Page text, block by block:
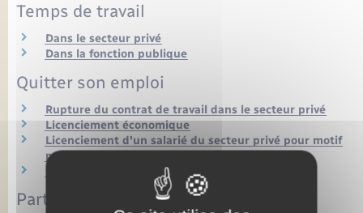
Temps de travail
Dans le secteur privé
Dans la fonction publique
Quitter son emploi
Rupture du contrat de travail dans le secteur privé
Licenciement économique
Licenciement d'un salarié du secteur privé pour motif
personnel
Quitter la fonction publique
Particulier employeur